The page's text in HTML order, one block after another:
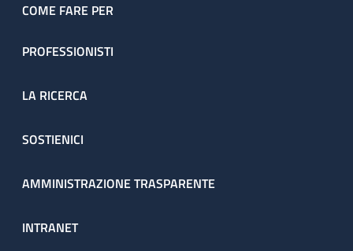
COME FARE PER
PROFESSIONISTI
LA RICERCA
SOSTIENICI
AMMINISTRAZIONE TRASPARENTE
INTRANET